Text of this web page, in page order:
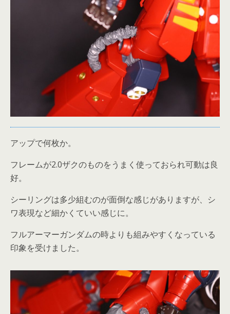
アップで何枚か。
フレームが2.0ザクのものをうまく使っておられ可動は良
好。
シーリングは多少組むのが面倒な感じがありますが、シ
ワ表現など細かくていい感じに。
フルアーマーガンダムの時よりも組みやすくなっている
印象を受けました。